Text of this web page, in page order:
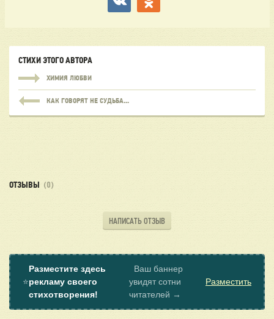
СТИХИ ЭТОГО АВТОРА
ХИМИЯ ЛЮБВИ
КАК ГОВОРЯТ НЕ СУДЬБА...
ОТЗЫВЫ (0)
НАПИСАТЬ ОТЗЫВ
⭐
Разместите здесь
рекламу своего
стихотворения!
Ваш баннер
увидят сотни
читателей →
Разместить